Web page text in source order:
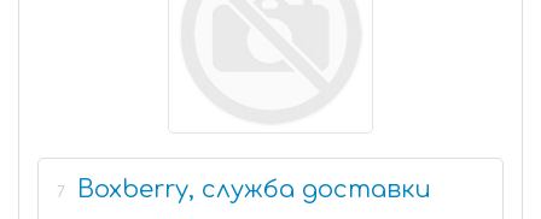
7 Boxberry, служба доставки